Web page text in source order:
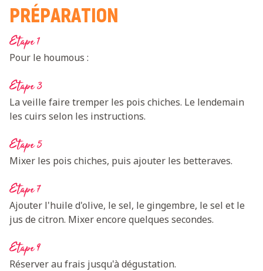
PRÉPARATION
Etape 1
Pour le houmous :
Etape 3
La veille faire tremper les pois chiches. Le lendemain
les cuirs selon les instructions.
Etape 5
Mixer les pois chiches, puis ajouter les betteraves.
Etape 7
Ajouter l'huile d'olive, le sel, le gingembre, le sel et le
jus de citron. Mixer encore quelques secondes.
Etape 9
Réserver au frais jusqu'à dégustation.